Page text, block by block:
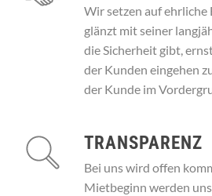
Wir setzen auf ehrliche
glänzt mit seiner
die Sicherheit gibt,
der Kunden eingehen
der Kunde im
TRANSPARENZ
Bei uns wird offen
Mietbeginn werden